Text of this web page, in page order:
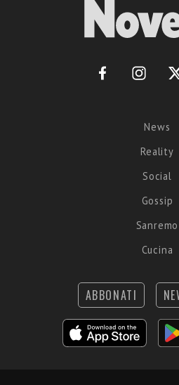
News
Reality
Social
Gossip
Sanremo
Cucina
ABBONATI